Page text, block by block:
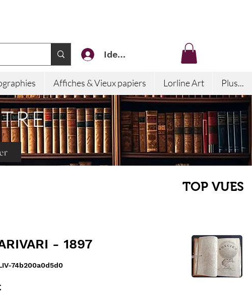
Identifiez-vous
Affiches & Vieux papiers Lorline Art Plus...
- 1897
74b200a0d5d0
Prix
TOP VUES